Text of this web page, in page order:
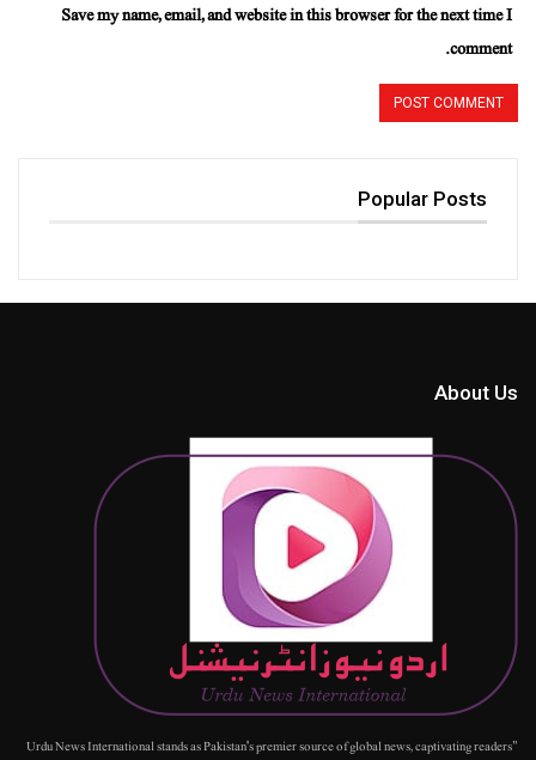
Save my name, email, and website in this browser for the next time I
comment.
Popular Posts
About Us
"Urdu News International stands as Pakistan's premier source of global news, captivating readers